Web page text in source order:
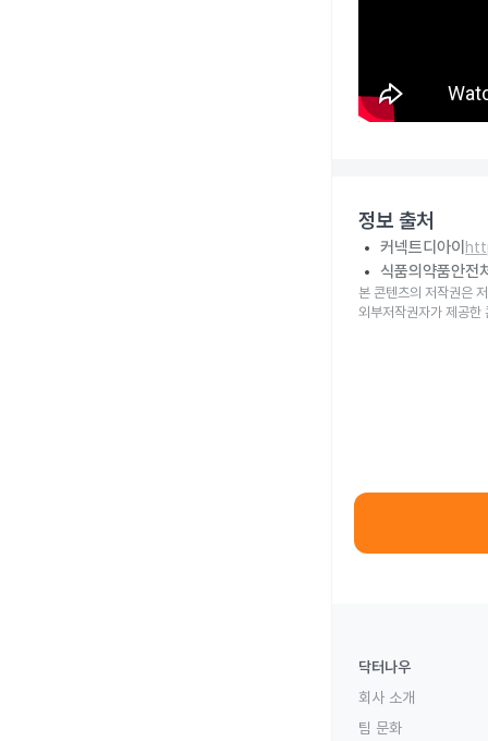
정보 출처
커넥트디아이
식품의약품안전
본 콘텐츠의 저작권은
외부저작권자가 제공한
닥터나우
회사 소개
팀 문화